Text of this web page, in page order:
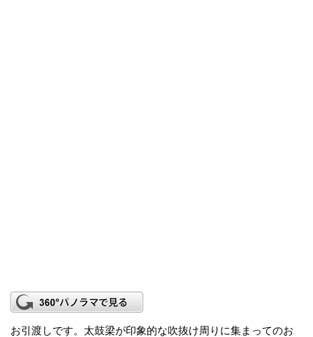
お引渡しです。太鼓梁が印象的な吹抜け周りに集まってのお